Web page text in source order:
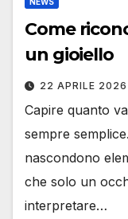
Come
un gioiello
22 APRILE 2026
Capire quanto
sempre
nascondono
che solo un
interpretare…